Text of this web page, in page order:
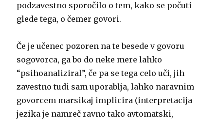
podzavestno sporočilo o tem, kako se počuti
glede tega, o čemer govori.
Če je učenec pozoren na te besede v govoru
sogovorca, ga bo do neke mere lahko
“psihoanaliziral”, če pa se tega celo uči, jih
zavestno tudi sam uporablja, lahko naravnim
govorcem marsikaj implicira (interpretacija
jezika je namreč ravno tako avtomatski,